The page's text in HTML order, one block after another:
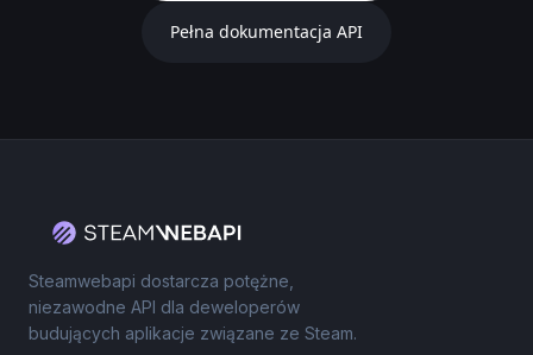
Pełna dokumentacja API
Steamwebapi dostarcza potężne,
niezawodne API dla deweloperów
budujących aplikacje związane ze Steam.